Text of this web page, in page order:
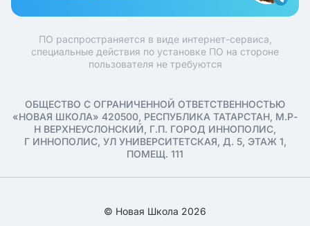
ПО распространяется в виде интернет-сервиса,
специальные действия по установке ПО на стороне
пользователя не требуются
ОБЩЕСТВО С ОГРАНИЧЕННОЙ ОТВЕТСТВЕННОСТЬЮ
«НОВАЯ ШКОЛА» 420500, РЕСПУБЛИКА ТАТАРСТАН, М.Р-
Н ВЕРХНЕУСЛОНСКИЙ, Г.П. ГОРОД ИННОПОЛИС,
Г ИННОПОЛИС, УЛ УНИВЕРСИТЕТСКАЯ, Д. 5, ЭТАЖ 1,
ПОМЕЩ. 111
© Новая Школа 2026